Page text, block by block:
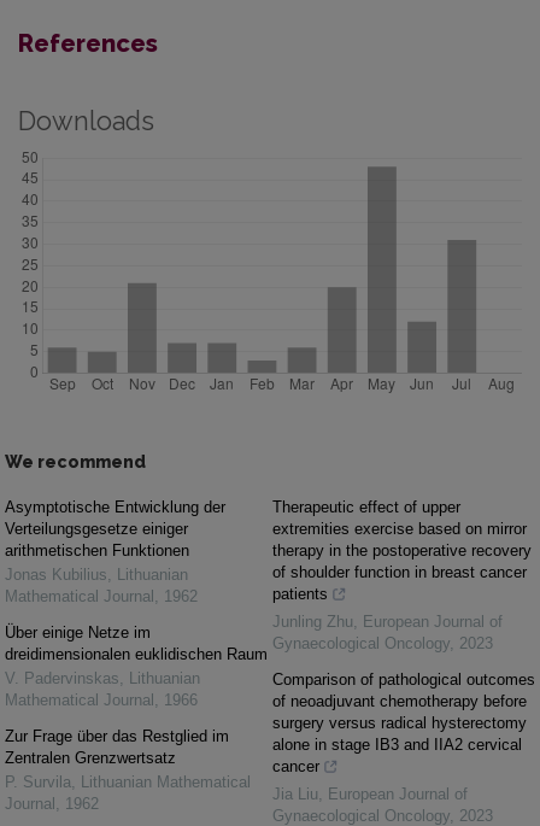
References
Downloads
We recommend
Asymptotische Entwicklung der
Verteilungsgesetze einiger
arithmetischen Funktionen
Jonas Kubilius, Lithuanian
Mathematical Journal , 1962
Über einige Netze im
dreidimensionalen euklidischen Raum
V. Padervinskas, Lithuanian
Mathematical Journal , 1966
Zur Frage über das Restglied im
Zentralen Grenzwertsatz
P. Survila, Lithuanian Mathematical
Journal , 1962
Therapeutic effect of upper
extremities exercise based on mirror
therapy in the postoperative recovery
of shoulder function in breast cancer
patients
Junling Zhu, European Journal of
Gynaecological Oncology, 2023
Comparison of pathological outcomes
of neoadjuvant chemotherapy before
surgery versus radical hysterectomy
alone in stage IB3 and IIA2 cervical
cancer
Jia Liu, European Journal of
Gynaecological Oncology, 2023